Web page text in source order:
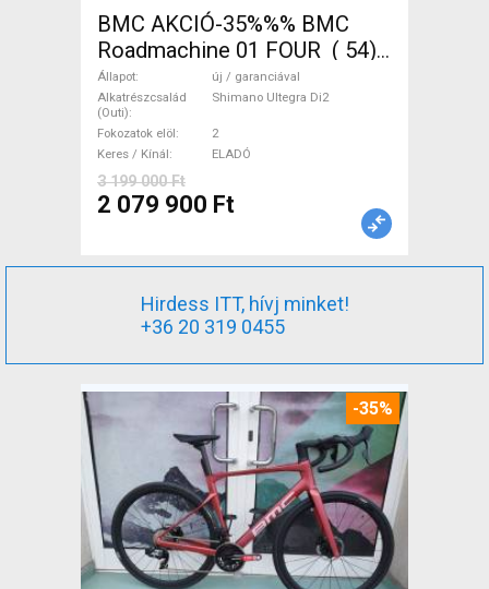
BMC AKCIÓ-35%%% BMC
Roadmachine 01 FOUR ( 54)
Országúti, Triatlon Shimano
Ultegra Di2 tárcsafék új /
garanciával ELADÓ
Állapot
új / garanciával
Alkatrészcsalád
(Outi)
Shimano Ultegra Di2
Fokozatok elöl
2
Keres / Kínál
ELADÓ
3 199 000 Ft
2 079 900 Ft
Hirdess ITT, hívj minket!
+36 20 319 0455
-35%